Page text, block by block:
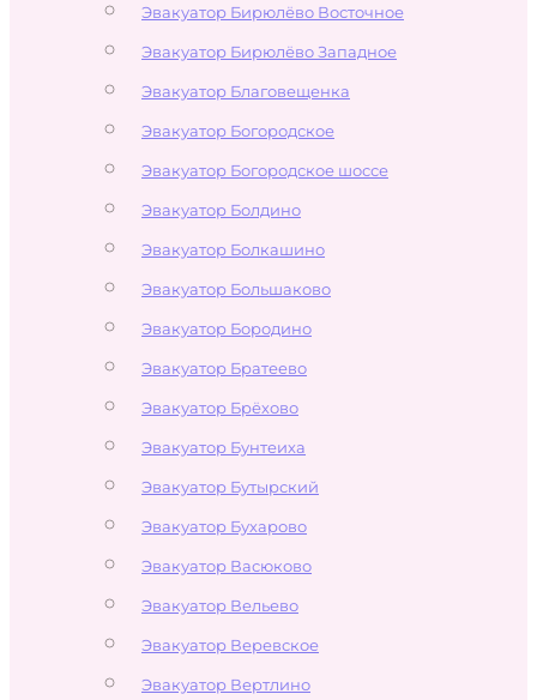
Эвакуатор Бирюлёво Восточное
Эвакуатор Бирюлёво Западное
Эвакуатор Благовещенка
Эвакуатор Богородское
Эвакуатор Богородское шоссе
Эвакуатор Болдино
Эвакуатор Болкашино
Эвакуатор Большаково
Эвакуатор Бородино
Эвакуатор Братеево
Эвакуатор Брёхово
Эвакуатор Бунтеиха
Эвакуатор Бутырский
Эвакуатор Бухарово
Эвакуатор Васюково
Эвакуатор Вельево
Эвакуатор Веревское
Эвакуатор Вертлино